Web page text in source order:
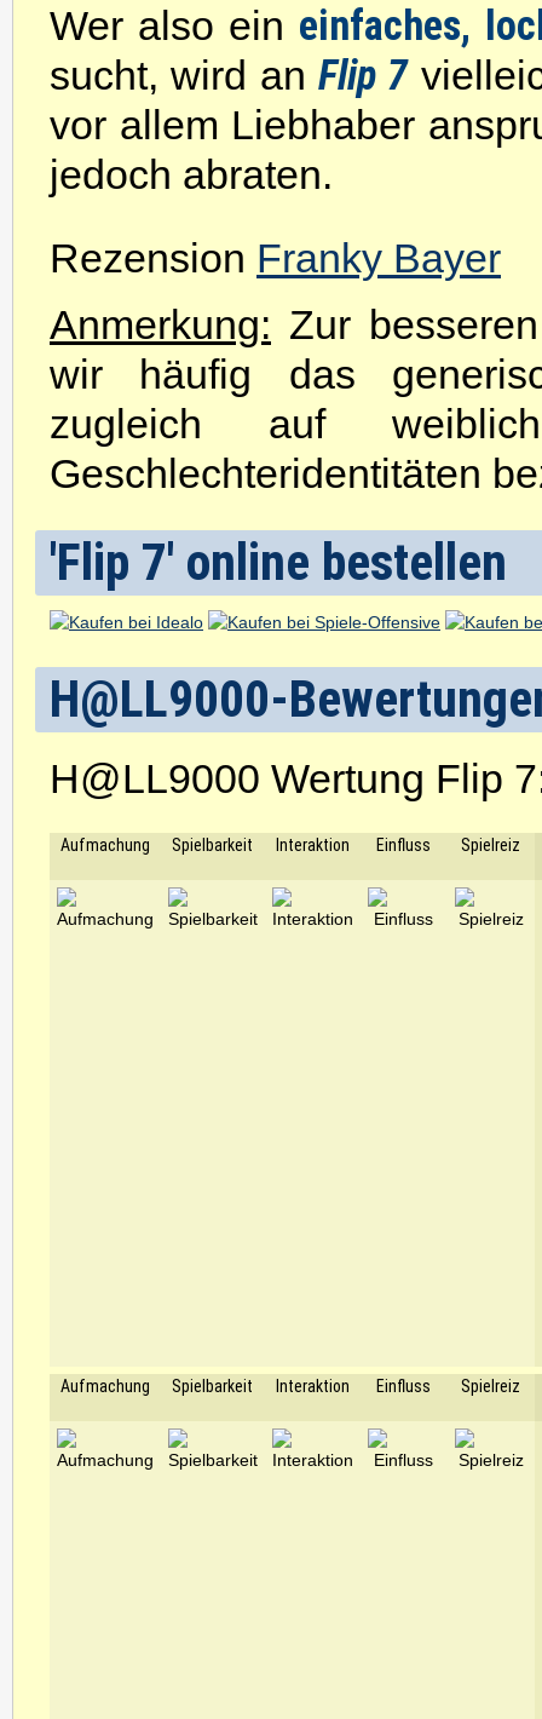
Wer also ein einfaches,
sucht, wird an Flip 7
vor allem Liebhaber
jedoch abraten.
Rezension Franky Bayer
Anmerkung: Zur
wir häufig das
zugleich auf
Geschlechteridentitäten
'Flip 7' online bestellen
H@LL9000-
H@LL9000 Wertung Flip
Aufmachung Spielbarkeit Interaktion Einfluss Spielreiz
Aufmachung Spielbarkeit Interaktion Einfluss Spielreiz